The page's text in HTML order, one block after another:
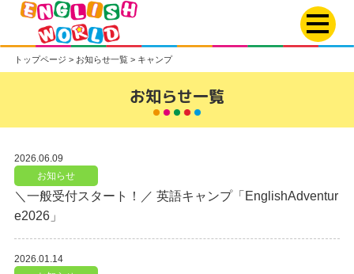
トップページ > お知らせ一覧> キャンプ
お知らせ一覧
2026.06.09
お知らせ
＼一般受付スタート！／ 英語キャンプ「EnglishAdventur
e2026」
2026.01.14